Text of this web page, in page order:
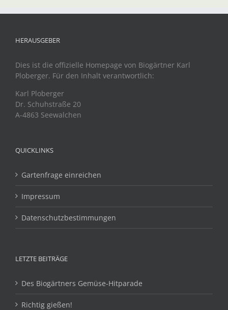
HERAUSGEBER
Dies ist die offizielle Homepage von Biogärtner Karl
Ploberger. Für den Inhalt verantwortlich:
Karl Ploberger
Dr. Schuhstraße 20
A-4863 Seewalchen
QUICKLINKS
Gartenfrage einreichen
Impressum
Datenschutzbestimmungen
LETZTE BEITRÄGE
Des Biogärtners Gemüse-Hitparade
Richtig gießen!